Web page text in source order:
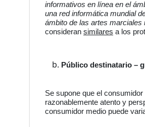
informativos en línea en el
una red informática mundial
ámbito de las artes
consideran similares a los
Público destinatario –
Se supone que el
razonablemente atento y
consumidor medio puede